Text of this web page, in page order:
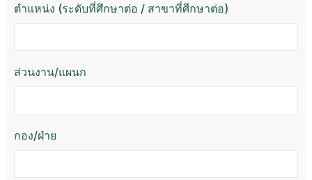
ตำแหน่ง (ระดับที่ศึกษาต่อ / สาขาที่ศีกษาต่อ)
ส่วนงาน/แผนก
กอง/ฝ่าย